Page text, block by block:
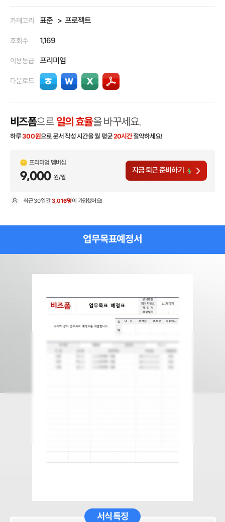
카테고리 표준 프로젝트
조회수 1,169
이용등급 프리미엄
다운로드
비즈폼으로 일의 효율을 바꾸세요.
하루300원으로 문서 작성 시간을 월 평균20시간절약하세요!
프리미엄 멤버십
9,000 원/월
지금 퇴근 준비하기
최근30일간3,016명이 가입했어요!
업무목표예정서
서식 특징